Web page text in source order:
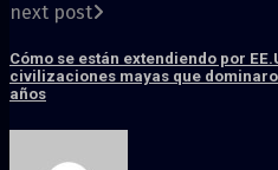
next post
Cómo se están extendiendo por
civilizaciones mayas que
años